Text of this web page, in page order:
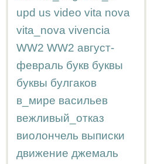
upd us video vita nova
vita_nova vivencia
WW2 WW2 август-
февраль букв буквы
буквы булгаков
в_мире васильев
вежливый_отказ
виолончель выписки
движение джемаль